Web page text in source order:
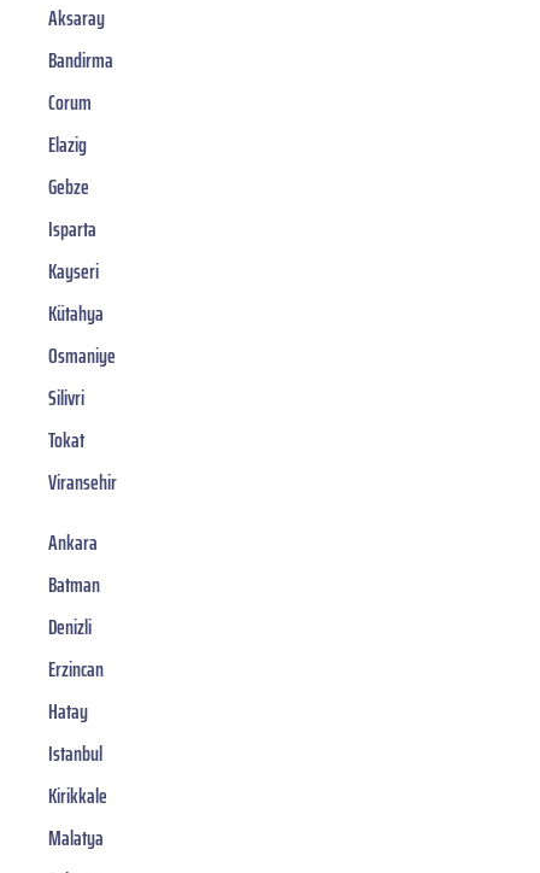
Aksaray
Bandirma
Corum
Elazig
Gebze
Isparta
Kayseri
Kütahya
Osmaniye
Silivri
Tokat
Viransehir
Ankara
Batman
Denizli
Erzincan
Hatay
Istanbul
Kirikkale
Malatya